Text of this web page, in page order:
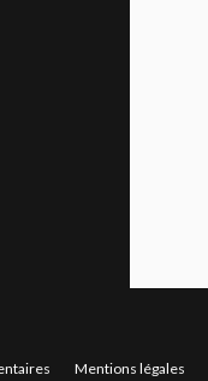
Mentions légales